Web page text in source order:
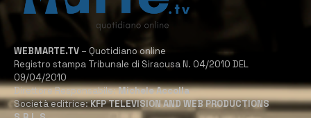
WEBMARTE.TV – Quotidiano online
Registro stampa Tribunale di Siracusa N. 04/2010 DEL
09/04/2010
Direttore Responsabile:Michele Accolla
Società editrice:KFP TELEVISION AND WEB PRODUCTIONS